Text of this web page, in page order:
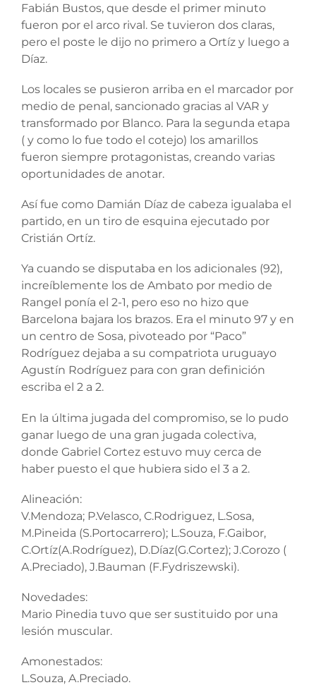
Fabián Bustos, que desde el primer minuto
fueron por el arco rival. Se tuvieron dos claras,
pero el poste le dijo no primero a Ortíz y luego a
Díaz.
Los locales se pusieron arriba en el marcador por
medio de penal, sancionado gracias al VAR y
transformado por Blanco. Para la segunda etapa
( y como lo fue todo el cotejo) los amarillos
fueron siempre protagonistas, creando varias
oportunidades de anotar.
Así fue como Damián Díaz de cabeza igualaba el
partido, en un tiro de esquina ejecutado por
Cristián Ortíz.
Ya cuando se disputaba en los adicionales (92),
increíblemente los de Ambato por medio de
Rangel ponía el 2-1, pero eso no hizo que
Barcelona bajara los brazos. Era el minuto 97 y en
un centro de Sosa, pivoteado por “Paco”
Rodríguez dejaba a su compatriota uruguayo
Agustín Rodríguez para con gran definición
escriba el 2 a 2.
En la última jugada del compromiso, se lo pudo
ganar luego de una gran jugada colectiva,
donde Gabriel Cortez estuvo muy cerca de
haber puesto el que hubiera sido el 3 a 2.
Alineación:
V.Mendoza; P.Velasco, C.Rodriguez, L.Sosa,
M.Pineida (S.Portocarrero); L.Souza, F.Gaibor,
C.Ortíz(A.Rodríguez), D.Díaz(G.Cortez); J.Corozo (
A.Preciado), J.Bauman (F.Fydriszewski).
Novedades:
Mario Pinedia tuvo que ser sustituido por una
lesión muscular.
Amonestados:
L.Souza, A.Preciado.